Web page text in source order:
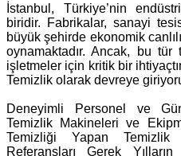
İstanbul, Türkiye’nin
biridir. Fabrikalar, sanayi
büyük şehirde ekonomik
oynamaktadır. Ancak, bu tür
işletmeler için kritik bir
Temizlik olarak devreye
Deneyimli Personel ve
Temizlik Makineleri ve
Temizliği Yapan Temizlik
Referansları Gerek